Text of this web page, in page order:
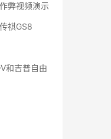
弊视频演示
祺GS8
和吉普自由